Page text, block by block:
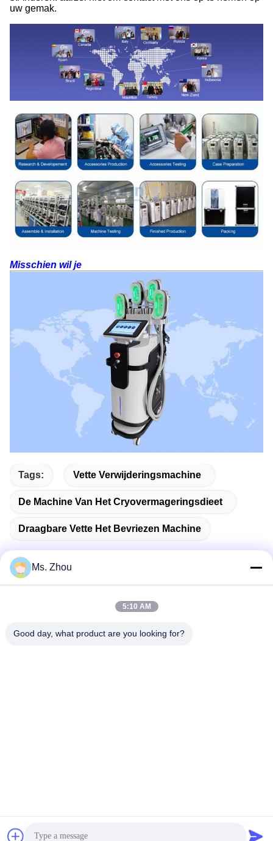
uw gemak.
Misschien wil je
Tags: Vette Verwijderingsmachine
De Machine Van Het Cryovermageringsdieet
Draagbare Vette Het Bevriezen Machine
Adres
Machine Leverancier. Copyright © 2013-2026 Beijing Zohonice
Ms. Zhou
5:10 AM
Good day, what product are you looking for?